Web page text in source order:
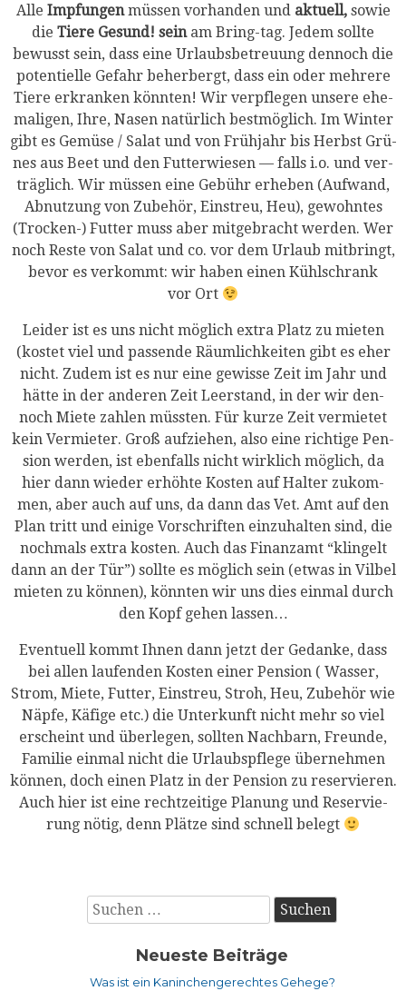
Alle Imp­fun­genmüs­sen vor­han­den und aktu­ell,sowie
die Tie­re Gesund! seinam Bring-tag. Jedem soll­te
bewusst sein, dass eine Urlaubs­be­treu­ung den­noch die
poten­ti­el­le Gefahr beher­bergt, dass ein oder meh­re­re
Tie­re erkran­ken könn­ten! Wir ver­pfle­gen unse­re ehe­
ma­li­gen, Ihre, Nasen natür­lich best­mög­lich. Im Win­ter
gibt es Gemü­se / Salat und von Früh­jahr bis Herbst Grü­
nes aus Beet und den Fut­ter­wie­sen — falls i.o. und ver­
träg­lich. Wir müs­sen eine Gebühr erhe­ben (Auf­wand,
Abnut­zung von Zube­hör, Ein­streu, Heu), gewohn­tes
(Tro­cken-) Fut­ter muss aber mit­ge­bracht wer­den. Wer
noch Res­te von Salat und co. vor dem Urlaub mit­bringt,
bevor es ver­kommt: wir haben einen Kühl­schrank
vor Ort
Lei­der ist es uns nicht mög­lich extra Platz zu mie­ten
(kos­tet viel und pas­sen­de Räum­lich­kei­ten gibt es eher
nicht. Zudem ist es nur eine gewis­se Zeit im Jahr und
hät­te in der ande­ren Zeit Leer­stand, in der wir den­
noch Mie­te zah­len müss­ten. Für kur­ze Zeit ver­mie­tet
kein Ver­mie­ter. Groß auf­zie­hen, also eine rich­ti­ge Pen­
si­on wer­den, ist eben­falls nicht wirk­lich mög­lich, da
hier dann wie­der erhöh­te Kos­ten auf Hal­ter zukom­
men, aber auch auf uns, da dann das Vet. Amt auf den
Plan tritt und eini­ge Vor­schrif­ten ein­zu­hal­ten sind, die
noch­mals extra kos­ten. Auch das Finanz­amt “klin­gelt
dann an der Tür”) soll­te es mög­lich sein (etwas in Vil­bel
mie­ten zu kön­nen), könn­ten wir uns dies ein­mal durch
den Kopf gehen lassen…
Even­tu­ell kommt Ihnen dann jetzt der Gedan­ke, dass
bei allen lau­fen­den Kos­ten einer Pen­si­on ( Was­ser,
Strom, Mie­te, Fut­ter, Ein­streu, Stroh, Heu, Zube­hör wie
Näp­fe, Käfi­ge etc.) die Unter­kunft nicht mehr so viel
erscheint und über­le­gen, soll­ten Nach­barn, Freun­de,
Fami­lie ein­mal nicht die Urlaubs­pfle­ge über­neh­men
kön­nen, doch einen Platz in der Pen­si­on zu reservieren.
Auch hier ist eine recht­zei­ti­ge Pla­nung und Reser­vie­
rung nötig, denn Plät­ze sind schnell belegt
Suchen
nach:
Neueste Beiträge
Was ist ein Kaninchengerechtes Gehege?